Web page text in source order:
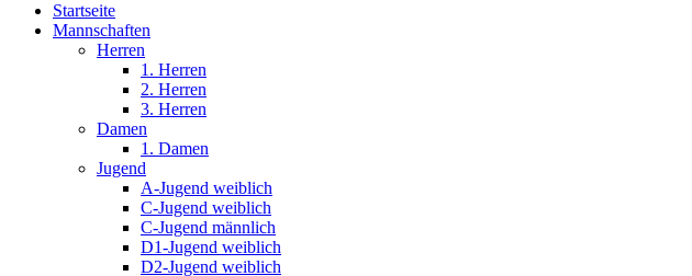
Startseite
Mannschaften
Herren
1. Herren
2. Herren
3. Herren
Damen
1. Damen
Jugend
A-Jugend weiblich
C-Jugend weiblich
C-Jugend männlich
D1-Jugend weiblich
D2-Jugend weiblich